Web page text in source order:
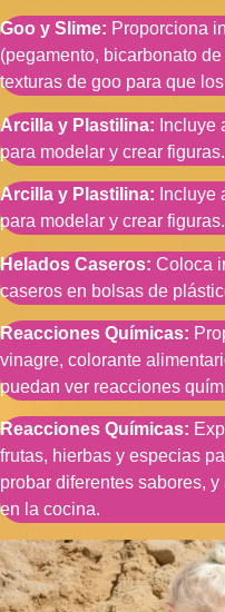
Goo y Slime: Proporciona
(pegamento, bicarbonato
texturas de goo para que
Arcilla y Plastilina: Incluye
para modelar y crear figuras.
Arcilla y Plastilina: Incluye
para modelar y crear figuras.
Helados Caseros: Coloca
caseros en bolsas de
Reacciones Químicas:
vinagre, colorante
puedan ver reacciones
Reacciones Químicas:
frutas, hierbas y especias
probar diferentes sabores,
en la cocina.